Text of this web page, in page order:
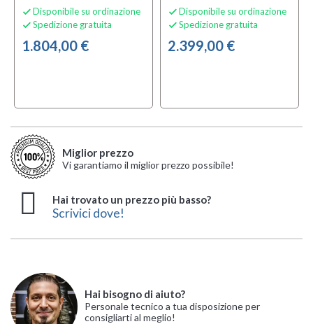
 Disponibile su ordinazione
 Spedizione gratuita
1.804,00 €
 Disponibile su ordinazione
 Spedizione gratuita
2.399,00 €
Miglior prezzo
Vi garantiamo il miglior prezzo possibile!
Hai trovato un prezzo più basso?
Scrivici dove!
Hai bisogno di aiuto?
Personale tecnico a tua disposizione per
consigliarti al meglio!